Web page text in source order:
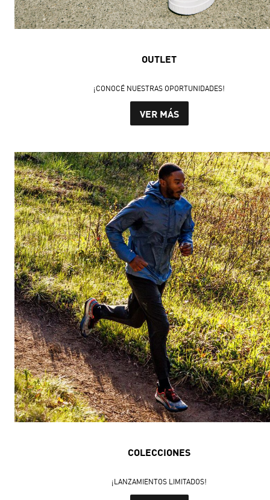
OUTLET
¡CONOCÉ NUESTRAS OPORTUNIDADES!
VER MÁS
COLECCIONES
¡LANZAMIENTOS LIMITADOS!